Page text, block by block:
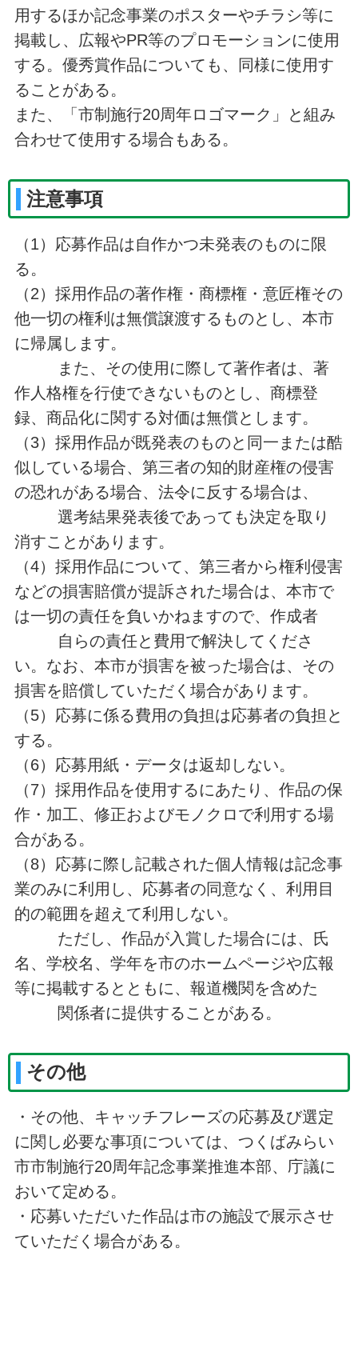
用するほか記念事業のポスターやチラシ等に
掲載し、広報やPR等のプロモーションに使用
する。優秀賞作品についても、同様に使用す
ることがある。
また、「市制施行20周年ロゴマーク」と組み
合わせて使用する場合もある。
注意事項
（1）応募作品は自作かつ未発表のものに限
る。
（2）採用作品の著作権・商標権・意匠権その
他一切の権利は無償譲渡するものとし、本市
に帰属します。
また、その使用に際して著作者は、著
作人格権を行使できないものとし、商標登
録、商品化に関する対価は無償とします。
（3）採用作品が既発表のものと同一または酷
似している場合、第三者の知的財産権の侵害
の恐れがある場合、法令に反する場合は、
選考結果発表後であっても決定を取り
消すことがあります。
（4）採用作品について、第三者から権利侵害
などの損害賠償が提訴された場合は、本市で
は一切の責任を負いかねますので、作成者
自らの責任と費用で解決してくださ
い。なお、本市が損害を被った場合は、その
損害を賠償していただく場合があります。
（5）応募に係る費用の負担は応募者の負担と
する。
（6）応募用紙・データは返却しない。
（7）採用作品を使用するにあたり、作品の保
作・加工、修正およびモノクロで利用する場
合がある。
（8）応募に際し記載された個人情報は記念事
業のみに利用し、応募者の同意なく、利用目
的の範囲を超えて利用しない。
ただし、作品が入賞した場合には、氏
名、学校名、学年を市のホームページや広報
等に掲載するとともに、報道機関を含めた
関係者に提供することがある。
その他
・その他、キャッチフレーズの応募及び選定
に関し必要な事項については、つくばみらい
市市制施行20周年記念事業推進本部、庁議に
おいて定める。
・応募いただいた作品は市の施設で展示させ
ていただく場合がある。